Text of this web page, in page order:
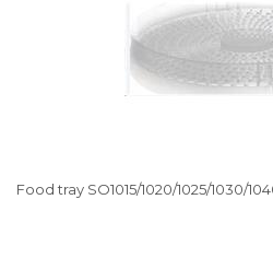
Food tray SO1015/1020/1025/1030/